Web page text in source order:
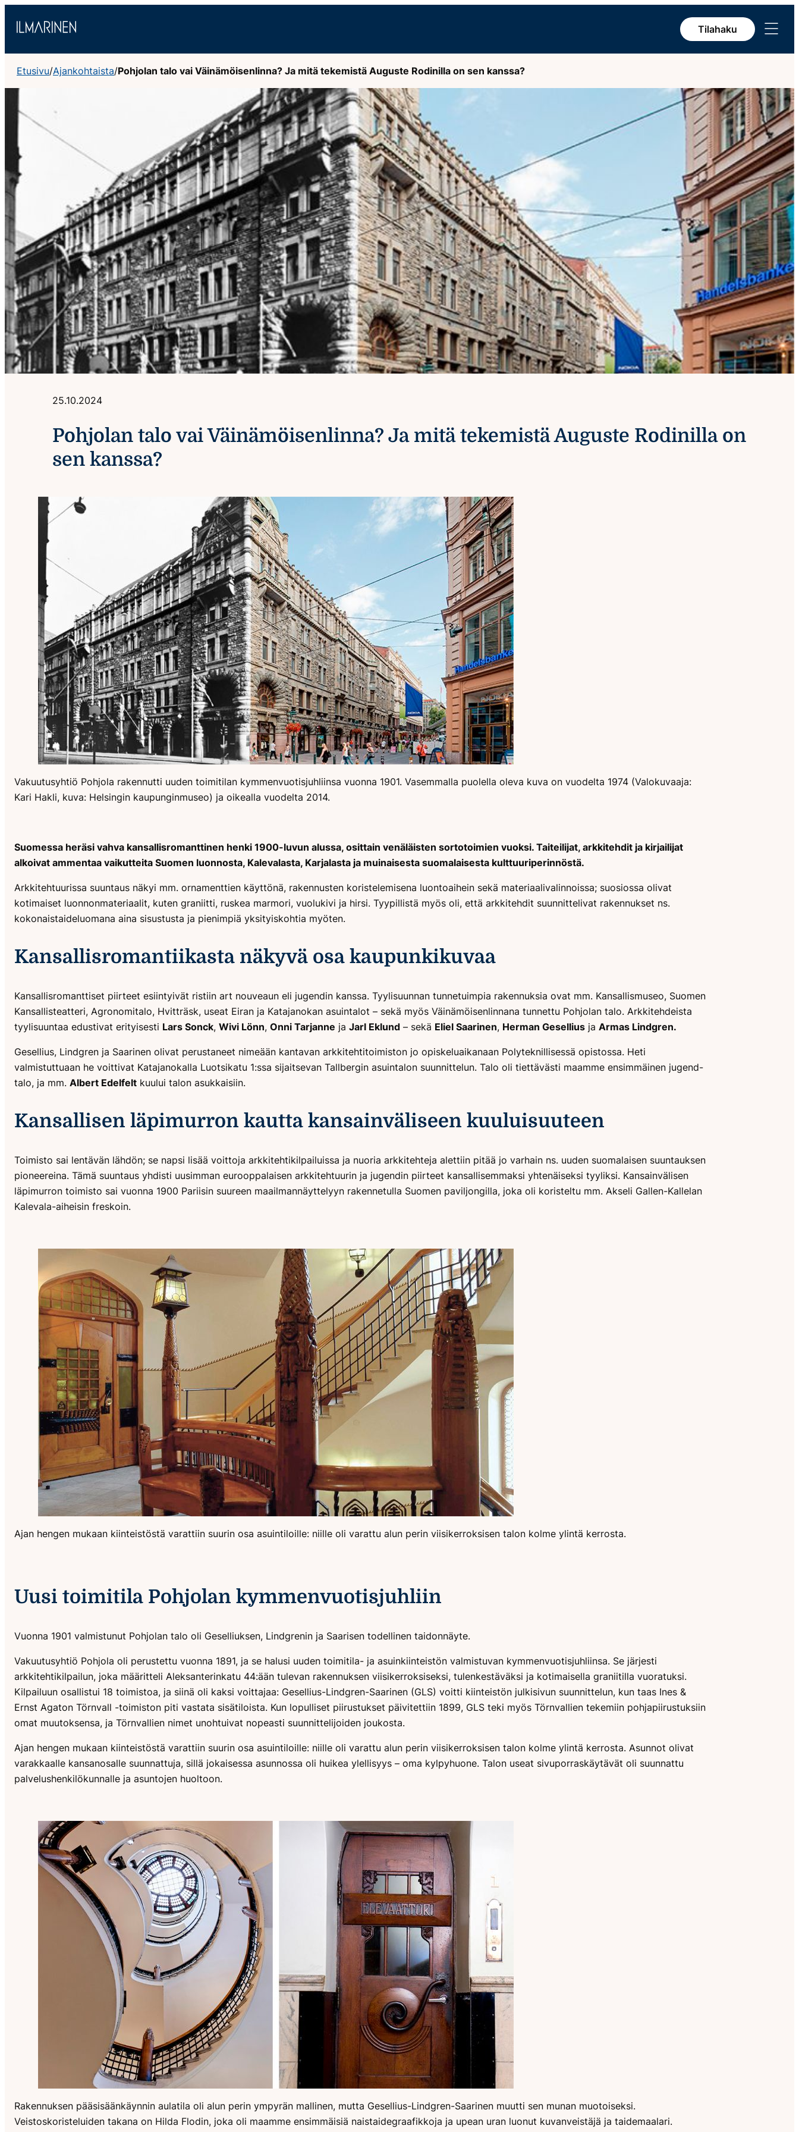
sisältöön
Tilahaku
Avaa
valikko
Etusivu/Ajankohtaista/Pohjolan talo vai Väinämöisenlinna? Ja mitä tekemistä Auguste Rodinilla on sen kanssa?
Pohjolan talo vai Väinämöisenlinna? Ja mitä tekemistä Auguste Rodinilla on
sen kanssa?
25.10.2024
Vakuutusyhtiö Pohjola rakennutti uuden toimitilan kymmenvuotisjuhliinsa vuonna 1901. Vasemmalla puolella oleva kuva on vuodelta 1974 (Valokuvaaja:
Kari Hakli, kuva: Helsingin kaupunginmuseo) ja oikealla vuodelta 2014.
Suomessa heräsi vahva kansallisromanttinen henki 1900-luvun alussa, osittain venäläisten sortotoimien vuoksi. Taiteilijat, arkkitehdit ja kirjailijat
alkoivat ammentaa vaikutteita Suomen luonnosta, Kalevalasta, Karjalasta ja muinaisesta suomalaisesta kulttuuriperinnöstä.
Arkkitehtuurissa suuntaus näkyi mm. ornamenttien käyttönä, rakennusten koristelemisena luontoaihein sekä materiaalivalinnoissa; suosiossa olivat
kotimaiset luonnonmateriaalit, kuten graniitti, ruskea marmori, vuolukivi ja hirsi. Tyypillistä myös oli, että arkkitehdit suunnittelivat rakennukset ns.
kokonaistaideluomana aina sisustusta ja pienimpiä yksityiskohtia myöten.
Kansallisromantiikasta näkyvä osa kaupunkikuvaa
Kansallisromanttiset piirteet esiintyivät ristiin art nouveaun eli jugendin kanssa. Tyylisuunnan tunnetuimpia rakennuksia ovat mm. Kansallismuseo, Suomen
Kansallisteatteri, Agronomitalo, Hvitträsk, useat Eiran ja Katajanokan asuintalot – sekä myös Väinämöisenlinnana tunnettu Pohjolan talo. Arkkitehdeista
tyylisuuntaa edustivat erityisesti Lars Sonck, Wivi Lönn, Onni Tarjanne ja Jarl Eklund – sekä Eliel Saarinen, Herman Gesellius ja Armas Lindgren.
Gesellius, Lindgren ja Saarinen olivat perustaneet nimeään kantavan arkkitehtitoimiston jo opiskeluaikanaan Polyteknillisessä opistossa. Heti
valmistuttuaan he voittivat Katajanokalla Luotsikatu 1:ssa sijaitsevan Tallbergin asuintalon suunnittelun. Talo oli tiettävästi maamme ensimmäinen jugend-
talo, ja mm. Albert Edelfelt kuului talon asukkaisiin.
Kansallisen läpimurron kautta kansainväliseen kuuluisuuteen
Toimisto sai lentävän lähdön; se napsi lisää voittoja arkkitehtikilpailuissa ja nuoria arkkitehteja alettiin pitää jo varhain ns. uuden suomalaisen suuntauksen
pioneereina. Tämä suuntaus yhdisti uusimman eurooppalaisen arkkitehtuurin ja jugendin piirteet kansallisemmaksi yhtenäiseksi tyyliksi. Kansainvälisen
läpimurron toimisto sai vuonna 1900 Pariisin suureen maailmannäyttelyyn rakennetulla Suomen paviljongilla, joka oli koristeltu mm. Akseli Gallen-Kallelan
Kalevala-aiheisin freskoin.
Ajan hengen mukaan kiinteistöstä varattiin suurin osa asuintiloille: niille oli varattu alun perin viisikerroksisen talon kolme ylintä kerrosta.
Uusi toimitila Pohjolan kymmenvuotisjuhliin
Vuonna 1901 valmistunut Pohjolan talo oli Geselliuksen, Lindgrenin ja Saarisen todellinen taidonnäyte.
Vakuutusyhtiö Pohjola oli perustettu vuonna 1891, ja se halusi uuden toimitila- ja asuinkiinteistön valmistuvan kymmenvuotisjuhliinsa. Se järjesti
arkkitehtikilpailun, joka määritteli Aleksanterinkatu 44:ään tulevan rakennuksen viisikerroksiseksi, tulenkestäväksi ja kotimaisella graniitilla vuoratuksi.
Kilpailuun osallistui 18 toimistoa, ja siinä oli kaksi voittajaa: Gesellius-Lindgren-Saarinen (GLS) voitti kiinteistön julkisivun suunnittelun, kun taas Ines &
Ernst Agaton Törnvall -toimiston piti vastata sisätiloista. Kun lopulliset piirustukset päivitettiin 1899, GLS teki myös Törnvallien tekemiin pohjapiirustuksiin
omat muutoksensa, ja Törnvallien nimet unohtuivat nopeasti suunnittelijoiden joukosta.
Ajan hengen mukaan kiinteistöstä varattiin suurin osa asuintiloille: niille oli varattu alun perin viisikerroksisen talon kolme ylintä kerrosta. Asunnot olivat
varakkaalle kansanosalle suunnattuja, sillä jokaisessa asunnossa oli huikea ylellisyys – oma kylpyhuone. Talon useat sivuporraskäytävät oli suunnattu
palvelushenkilökunnalle ja asuntojen huoltoon.
Rakennuksen pääsisäänkäynnin aulatila oli alun perin ympyrän mallinen, mutta Gesellius-Lindgren-Saarinen muutti sen munan muotoiseksi.
Veistoskoristeluiden takana on Hilda Flodin, joka oli maamme ensimmäisiä naistaidegraafikkoja ja upean uran luonut kuvanveistäjä ja taidemaalari.